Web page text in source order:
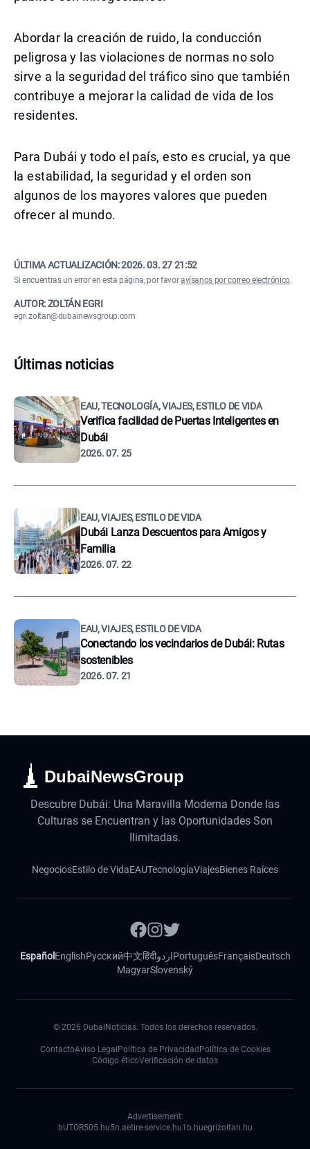
Abordar la creación de ruido, la conducción
peligrosa y las violaciones de normas no solo
sirve a la seguridad del tráfico sino que también
contribuye a mejorar la calidad de vida de los
residentes.
Para Dubái y todo el país, esto es crucial, ya que
la estabilidad, la seguridad y el orden son
algunos de los mayores valores que pueden
ofrecer al mundo.
ÚLTIMA ACTUALIZACIÓN:2026. 03. 27 21:52
Si encuentras un error en esta página, por favoravísanos por correo electrónico.
AUTOR: ZOLTÁN EGRI
egri.zoltan@dubainewsgroup.com
Últimas noticias
EAU, TECNOLOGÍA, VIAJES, ESTILO DE VIDA
Verifica facilidad de Puertas Inteligentes en
Dubái
2026. 07. 25
EAU, VIAJES, ESTILO DE VIDA
Dubái Lanza Descuentos para Amigos y
Familia
2026. 07. 22
EAU, VIAJES, ESTILO DE VIDA
Conectando los vecindarios de Dubái: Rutas
sostenibles
2026. 07. 21
DubaiNewsGroup
Descubre Dubái: Una Maravilla Moderna Donde las
Culturas se Encuentran y las Oportunidades Son
Ilimitadas.
NegociosEstilo de VidaEAUTecnologíaViajesBienes Raíces
Español EnglishРусский中文हिंदीاردوPortuguêsFrançaisDeutsch
MagyarSlovenský
© 2026 DubaiNoticias. Todos los derechos reservados.
ContactoAviso Legal Política de Privacidad Política de Cookies
Código éticoVerificación de datos
Advertisement:
bUTOR505.hu5n.aetire-service.hu1b.huegrizoltan.hu